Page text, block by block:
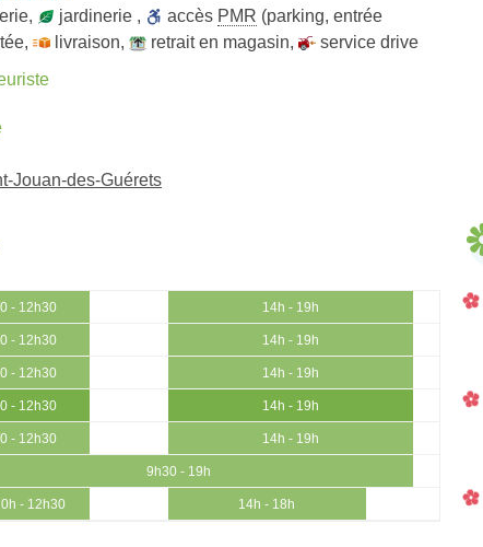
, jardinerie , accès PMR (parking, entrée
, livraison, retrait en magasin,
service drive
Jouan-des-Guérets
- 12h30 14h - 19h
- 12h30 14h - 19h
- 12h30 14h - 19h
- 12h30 14h - 19h
- 12h30 14h - 19h
9h30 - 19h
- 12h30 14h - 18h